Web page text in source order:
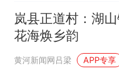
岚县正道村：湖
花海焕乡韵
黄河新闻网吕梁 APP专享